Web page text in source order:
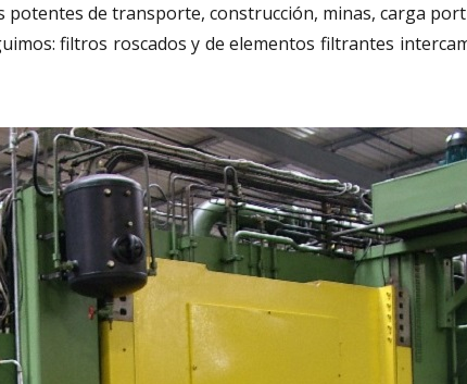
de transporte, construcción, minas, carga
filtros roscados y de elementos filtrantes